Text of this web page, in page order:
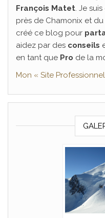
François Matet. Je suis
près de Chamonix et du
créé ce blog pour
aidez par des conseils
en tant que Pro de la
Mon « Site